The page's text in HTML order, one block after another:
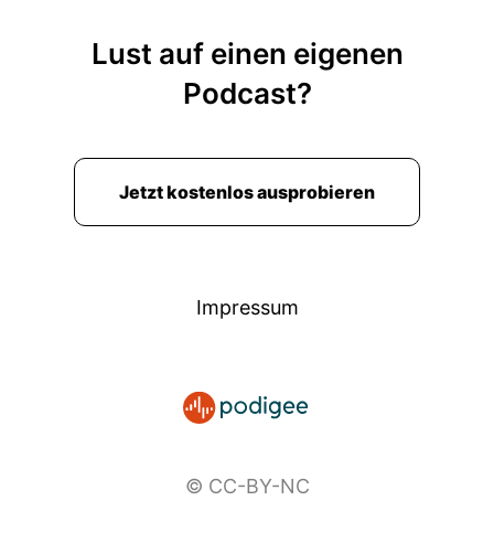
Lust auf einen eigenen
Podcast?
Jetzt kostenlos ausprobieren
Impressum
© CC-BY-NC